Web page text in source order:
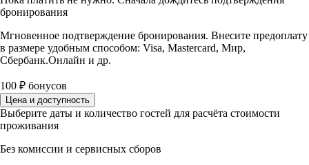
бронирования
Мгновенное подтверждение бронирования. Внесите предоплату
в размере удобным способом: Visa, Mastercard, Мир,
Сбербанк.Онлайн и др.
100 ₽ бонусов
Цена и доступность
Выберите даты и количество гостей для расчёта стоимости
проживания
Без комиссии и сервисных сборов